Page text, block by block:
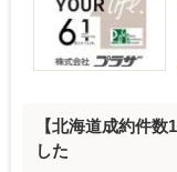
【北海道成約件
した